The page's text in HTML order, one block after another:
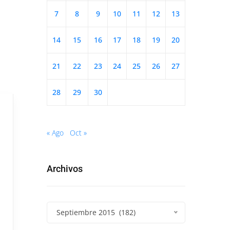
7 8 9 10 11 12 13
14 15 16 17 18 19 20
21 22 23 24 25 26 27
28 29 30
« Ago Oct »
Archivos
Septiembre 2015 (182)